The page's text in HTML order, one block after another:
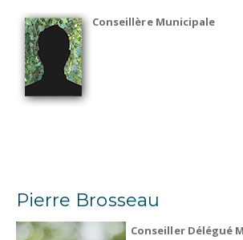
Conseillère Municipale
Pierre Brosseau
Conseiller Délégué